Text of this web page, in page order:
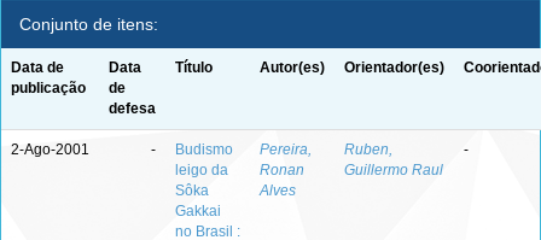
Conjunto de itens:
Data de
publicação
Data
de
defesa
Título Autor(es) Orientador(es)
2-Ago-2001 -
Budismo
leigo da
Sôka
Gakkai
no Brasil :
Pereira,
Ronan
Alves
Ruben,
Guillermo Raul
-